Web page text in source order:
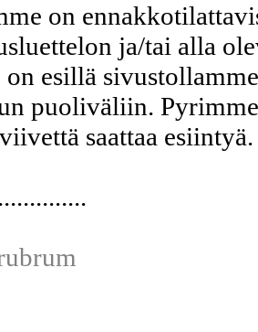
on
ja/tai alla
on esillä
puoliväliin. Pyrimme
saattaa esiintyä.